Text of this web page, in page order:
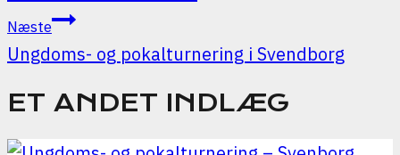
Næste
Ungdoms- og pokalturnering i Svendborg
ET ANDET INDLÆG